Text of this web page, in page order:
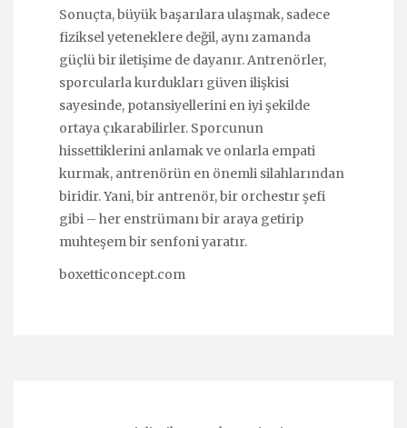
Sonuçta, büyük başarılara ulaşmak, sadece
fiziksel yeteneklere değil, aynı zamanda
güçlü bir iletişime de dayanır. Antrenörler,
sporcularla kurdukları güven ilişkisi
sayesinde, potansiyellerini en iyi şekilde
ortaya çıkarabilirler. Sporcunun
hissettiklerini anlamak ve onlarla empati
kurmak, antrenörün en önemli silahlarından
biridir. Yani, bir antrenör, bir orchestır şefi
gibi – her enstrümanı bir araya getirip
muhteşem bir senfoni yaratır.
boxetticoncept.com